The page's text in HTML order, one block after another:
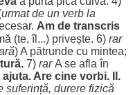
urmatde un verbla
. Amde transcris
(te,îl ...) privește. 6) rar
) A pătrundecu mintea;
.7) rar A se afla în
ajuta. Are cine vorbi. II.
suferință, durere fizică